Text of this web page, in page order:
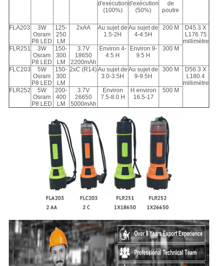
d'exécution
(100%)
d'exécution
(50%)
de
poutre
FLA203
3W
Osram
P8 LED
125-
250
LM
2xAA
Au sujet de
1.5-2H
Au sujet de
4-4.5H
200 M
D45.3 X
L176.75
millimètre
FLR251
3W
Osram
P8 LED
150-
300
LM
3.7V
18650
2200mAh
Environ 4-
4.5 H
Environ 9-
9.5 H
300 M
FLC203
5W
Osram
P8 LED
150-
300
LM
2xC (R14)Au sujet de
3.0-3.5H
Au sujet de
9-9.5H
300 M
D56.3 X
L180.4
millimètre
FLR252
5W
Osram
P8 LED
200-
400
LM
3.7V
26650
5000mAh
Environ
7.5-8.0 H
H environ
16.5-17
500 M